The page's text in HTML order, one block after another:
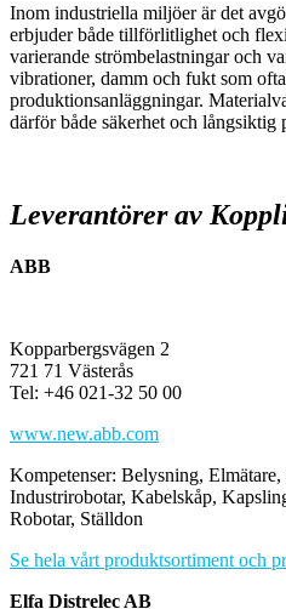
Inom industriella miljöer är det
erbjuder både tillförlitlighet och
varierande strömbelastningar och
vibrationer, damm och fukt som
produktionsanläggningar.
därför både säkerhet och långsiktig
Leverantörer av
ABB
Kopparbergsvägen 2
721 71 Västerås
Tel: +46 021-32 50 00
www.new.abb.com
Kompetenser: Belysning,
Industrirobotar, Kabelskåp,
Robotar, Ställdon
Se hela vårt produktsortiment och
Elfa Distrelec AB